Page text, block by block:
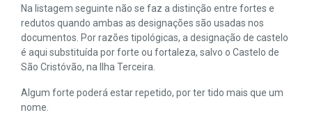
Na listagem seguinte não se faz a distinção entre fortes e
redutos quando ambas as designações são usadas nos
documentos. Por razões tipológicas, a designação de castelo
é aqui substituída por forte ou fortaleza, salvo o Castelo de
São Cristóvão, na Ilha Terceira.
Algum forte poderá estar repetido, por ter tido mais que um
nome.